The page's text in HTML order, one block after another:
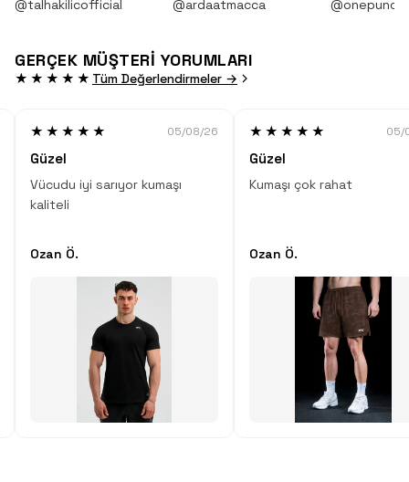
@talhakilicofficial @ardaatmacca
GERÇEK MÜŞTERİ YORUMLARI
★★★★★ Tüm Değerlendirmeler →
★★★★★ 05/08/26
Güzel
Vücudu iyi sarıyor kumaşı
kaliteli
Ozan Ö.
★★★★★ 05/
Güzel
Kumaşı çok rahat
Ozan Ö.